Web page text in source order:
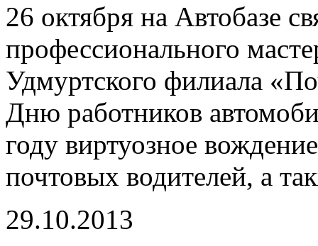
26 октября на Автобазе
профессионального
Удмуртского филиала
Дню работников
году виртуозное
почтовых водителей, а
29.10.2013